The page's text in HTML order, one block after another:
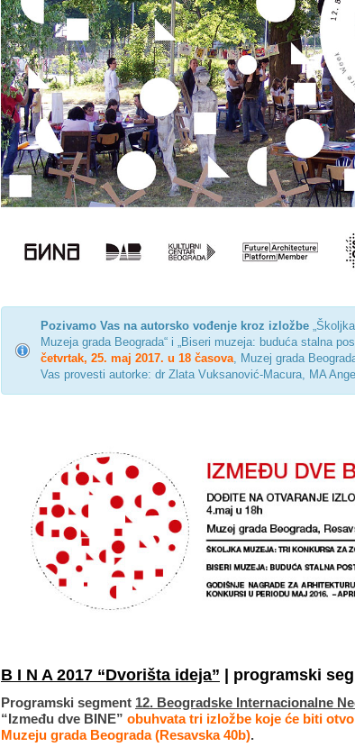
Pozivamo Vas na autorsko vođenje kroz izložbe
Muzeja grada Beograda“ i „Biseri muzeja: buduća stalna
četvrtak, 25. maj 2017. u 18 časova, Muzej grada
Vas provesti autorke: dr Zlata Vuksanović-Macura, MA
B I N A 2017 “Dvorišta ideja” | programski
Programski segment 12. Beogradske Internacionalne
“Između dve BINE” obuhvata tri izložbe koje će biti
Muzeju grada Beograda (Resavska 40b).